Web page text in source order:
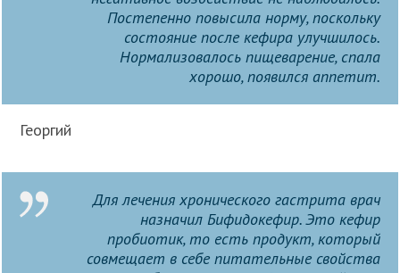
Постепенно повысила норму, поскольку
состояние после кефира улучшилось.
Нормализовалось пищеварение, спала
хорошо, появился аппетит.
Георгий
Для лечения хронического гастрита врач
назначил Бифидокефир. Это кефир
пробиотик, то есть продукт, который
совмещает в себе питательные свойства